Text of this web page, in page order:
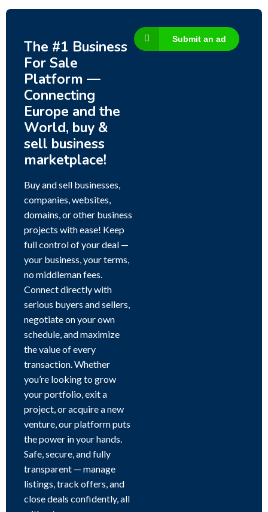
The #1 Business
For Sale
Platform —
Connecting
Europe and the
World, buy &
sell business
marketplace!
Buy and sell businesses,
companies, websites,
domains, or other business
projects with ease! Keep
full control of your deal —
your business, your terms,
no middleman fees.
Connect directly with
serious buyers and sellers,
negotiate on your own
schedule, and maximize
the value of every
transaction. Whether
you’re looking to grow
your portfolio, exit a
project, or acquire a new
venture, our platform puts
the power in your hands.
Safe, secure, and fully
transparent — manage
listings, track offers, and
close deals confidently, all
Submit an ad